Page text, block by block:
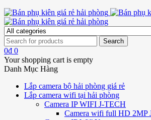
0₫ 0
Your shopping cart is empty
Danh Mục Hàng
Lắp camera bộ hải phòng giá rẻ
Lắp camera wifi tại hải phòng
Camera IP WIFI J-TECH
Camera wifi full HD 2MP